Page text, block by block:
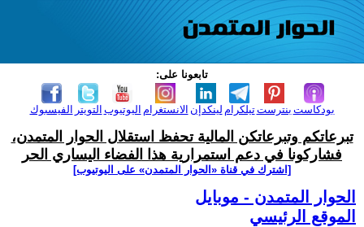
تابعونا على:
الفيسبوك التويتر اليوتيوب الانستغرام لينكدإن تيلكرامبنترست بودكاست
تبرعاتكم وتبرعاتكن المالية تحفظ استقلال الحوار المتمدن،
فشاركونا في دعم استمرارية هذا الفضاء اليساري الحر
[اشترك في قناة ‫«الحوار المتمدن» على اليوتيوب]
الحوار المتمدن - موبايل
الموقع الرئيسي